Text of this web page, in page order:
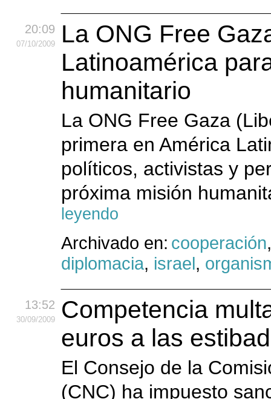
20:09
07/10/2009
La ONG Free
Latinoamérica
humanitario
La ONG Free Gaza
primera en América
políticos, activistas y
próxima misión
leyendo
Archivado en: cooperación
diplomacia, israel,
13:52
30/09/2009
Competencia
euros a las
El Consejo de la
(CNC) ha impuesto